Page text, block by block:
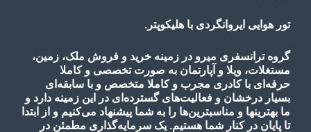
تور هوایی ایروانگردی با هلیکوپتر.
گروه ترانسفری میرو در زمینه خرید و فروش ملک، زمین،
مستغلات، ویلا و آپارتمان به صورت تخصصی و کاملا
حرفه‌ای با کادری مجرب و کاملا متخصص و با سابقه‌ای
بسیار درخشان و فعالیت‌های گسترده‌ای در این زمینه دارد و
ما بهترینها و مناسبترین‌ها را به شما پیشنهاد می‌کنیم و از ابتدا
تا پایان در کنار شما هستیم. یک سرمایه‌گذاری مطمئن در